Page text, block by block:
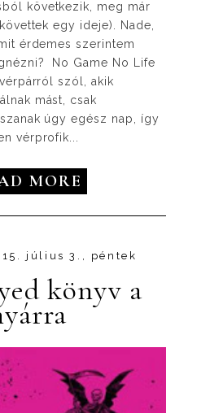
következik, meg már
egy ideje). Nade,
érdemes szerintem
No Game No Life
szól, akik
mást, csak
úgy egész nap, így
vérprofik...
MORE
július 3., péntek
könyv a